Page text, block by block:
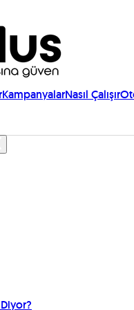
KampanyalarNasıl Çalışır